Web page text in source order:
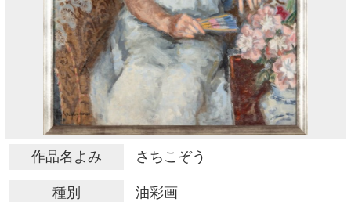
作品名よみ さちこぞう
種別 油彩画